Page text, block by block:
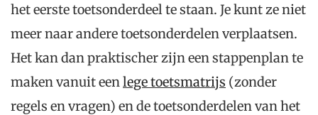
het eerste toetsonderdeel te staan. Je kunt ze niet
meer naar andere toetsonderdelen verplaatsen.
Het kan dan praktischer zijn een stappenplan te
maken vanuit eenlege toetsmatrijs (zonder
regels en vragen) en de toetsonderdelen van het